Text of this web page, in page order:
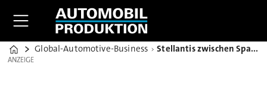
Home
Global-Automotive-Business Stellantis zwischen Sparzwang und Modellvielfalt
ANZEIGE
ANZEIGE